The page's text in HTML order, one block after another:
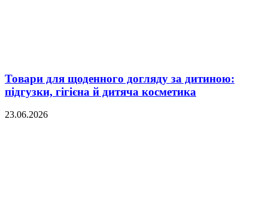
Товари для щоденного догляду за дитиною:
підгузки, гігієна й дитяча косметика
23.06.2026